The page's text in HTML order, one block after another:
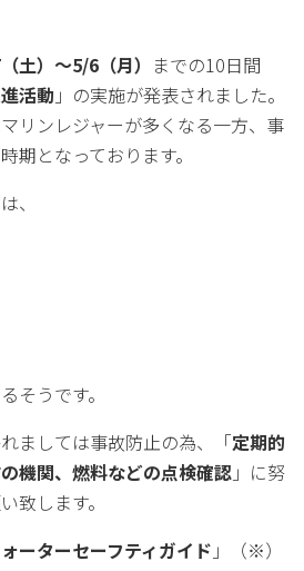
土）～5/6（月） までの10日間
活動 」の実施が発表されました。
リンレジャーが多くなる一方、事
期となっております。
、
そうです。
ましては事故防止の為、「定期的
機関、燃料などの点検確認 」に努
致します。
ーターセーフティガイド 」（※）